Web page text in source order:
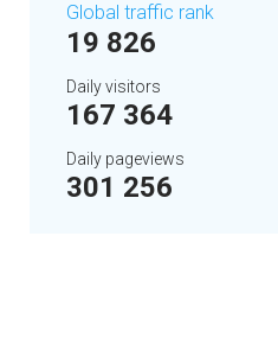
Global traffic rank
19 826
Daily visitors
167 364
Daily pageviews
301 256